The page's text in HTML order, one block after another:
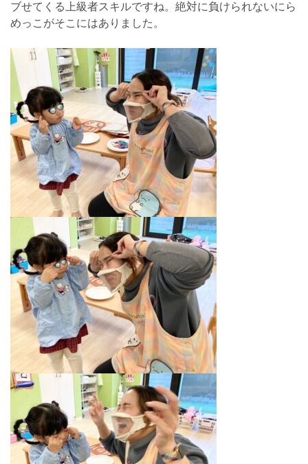
ブせてくる上級者スキルですね。絶対に負けられないにら
めっこがそこにはありました。